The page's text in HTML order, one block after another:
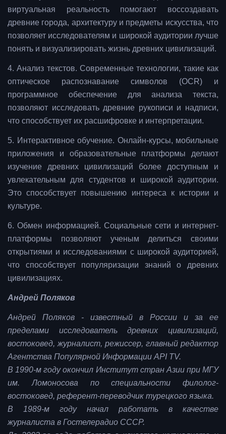
виртуальная реальность помогают воссоздавать
древние города, архитектуру и предметы искусства, что
позволяет исследователям и широкой аудитории лучше
понять и визуализировать жизнь древних цивилизаций.
4. Анализ текстов. Современные технологии, такие как
оптическое распознавание символов (OCR) и
программное обеспечение для анализа текста,
позволяют исследовать древние рукописи и надписи,
что способствует их расшифровке и интерпретации.
5. Интерактивное обучение. Онлайн-курсы, мобильные
приложения и образовательные платформы делают
изучение древних цивилизаций более доступным и
увлекательным для студентов и широкой аудитории.
Это способствует повышению интереса к истории и
культуре.
6. Обмен информацией. Социальные сети и интернет-
платформы позволяют ученым делиться своими
открытиями и исследованиями с широкой аудиторией,
что способствует популяризации знаний о древних
цивилизациях.
Андрей Поляков
Андрей Поляков - известный в России и за ее
пределами исследователь древних цивилизаций,
востоковед, журналист, режиссер, главный редактор
Агентства Популярной Информации API TV.
В 1990-м году окончил Институт стран Азии при МГУ
им. Ломоносова по специальности филолог-
востоковед, референт-переводчик турецкого языка.
В 1989-м году начал работать в качестве
журналиста в Гостелерадио СССР.